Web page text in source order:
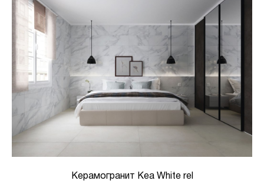
Керамогранит Kea White rel